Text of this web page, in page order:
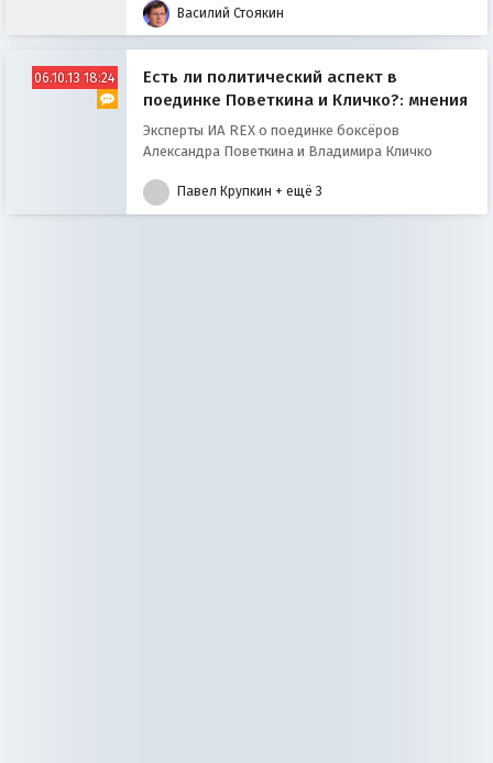
Василий Стоякин
06.10.13 18:24
Есть ли политический аспект в
поединке Поветкина и Кличко?: мнения
Эксперты ИА REX о поединке боксёров
Александра Поветкина и Владимира Кличко
Павел Крупкин + ещё 3